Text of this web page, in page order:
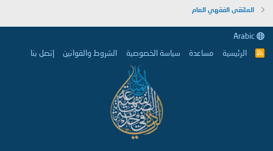
الملتقى الفقهي العام
R
الرئيسية مساعدة سياسة الخصوصية الشروط والقوانين إتصل بنا